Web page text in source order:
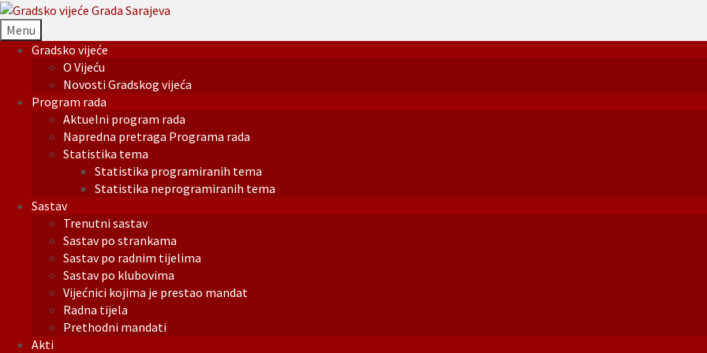
Menu
Gradsko vijeće
O Vijeću
Novosti Gradskog vijeća
Program rada
Aktuelni program rada
Napredna pretraga Programa rada
Statistika tema
Statistika programiranih tema
Statistika neprogramiranih tema
Sastav
Trenutni sastav
Sastav po strankama
Sastav po radnim tijelima
Sastav po klubovima
Vijećnici kojima je prestao mandat
Radna tijela
Prethodni mandati
Akti